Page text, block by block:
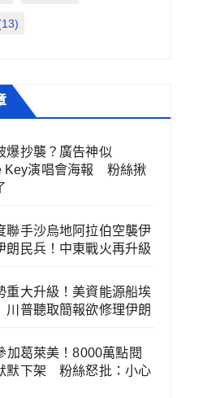
爆抄襲？廣告神似
Key演唱會海報 粉絲揪
聯手沙烏地阿拉伯空襲伊
朗民兵！中東戰火再升級
重大升級！美資能源船埃
普聽取簡報欲修理伊朗
加葛萊美！8000萬點閱
默下架 粉絲怒批：小心